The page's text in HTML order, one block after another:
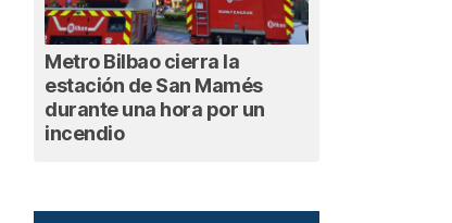
Metro Bilbao cierra la
estación de San Mamés
durante una hora por un
incendio